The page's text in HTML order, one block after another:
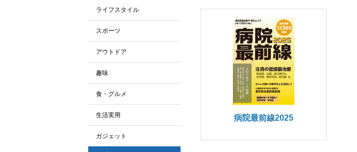
ライフスタイル
スポーツ
アウトドア
趣味
食・グルメ
生活実用
ガジェット
病院最前線2025